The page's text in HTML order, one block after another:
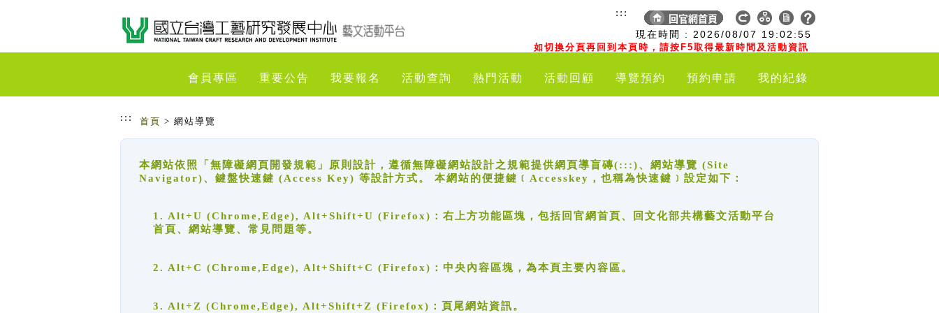
現在時間 : 2026/08/07 19:02:55
如切換分頁再回到本頁時，請按F5取得最新時間及活動資訊
:::
會員專區 重要公告 我要報名 活動查詢 熱門活動 活動回顧 導覽預約 預約申請 我的紀錄
::: 首頁 > 網站導覽
本網站依照「無障礙網頁開發規範」原則設計，遵循無障礙網站設計之規範提供網頁導盲磚(:::)、網站導覽 (Site
Navigator)、鍵盤快速鍵 (Access Key) 等設計方式。 本網站的便捷鍵﹝Accesskey，也稱為快速鍵﹞設定如下：
1. Alt+U (Chrome,Edge), Alt+Shift+U (Firefox)：右上方功能區塊，包括回官網首頁、回文化部共構藝文活動平台
首頁、網站導覽、常見問題等。
2. Alt+C (Chrome,Edge), Alt+Shift+C (Firefox)：中央內容區塊，為本頁主要內容區。
3. Alt+Z (Chrome,Edge), Alt+Shift+Z (Firefox)：頁尾網站資訊。